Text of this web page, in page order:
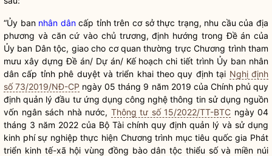
“Ủy ban nhân dâncấp tỉnh trên cơ sở thực trạng, nhu cầu của địa
phương và căn cứ vào chủ trương, định hướng trong Đề án của
Ủy ban Dân tộc, giao cho cơ quan thường trực Chương trình tham
mưu xây dựng Đề án/ Dự án/ Kế hoạch chi tiết trình Ủy ban nhân
dân cấp tỉnh phê duyệt và triển khai theo quy định tại Nghị định
số 73/2019/NĐ-CP ngày 05 tháng 9 năm 2019 của Chính phủ quy
định quản lý đầu tư ứng dụng công nghệ thông tin sử dụng nguồn
vốn ngân sách nhà nước, Thông tư số 15/2022/TT-BTC ngày 04
tháng 3 năm 2022 của Bộ Tài chính quy định quản lý và sử dụng
kinh phí sự nghiệp thực hiện Chương trình mục tiêu quốc gia Phát
triển kinh tế-xã hội vùng đồng bàodân tộc thiểu số và miền núi